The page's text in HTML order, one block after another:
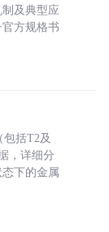
及典型应
方规格书
括T2及
，详细分
下的金属